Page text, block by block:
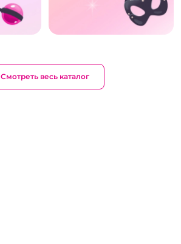
Смотреть весь каталог